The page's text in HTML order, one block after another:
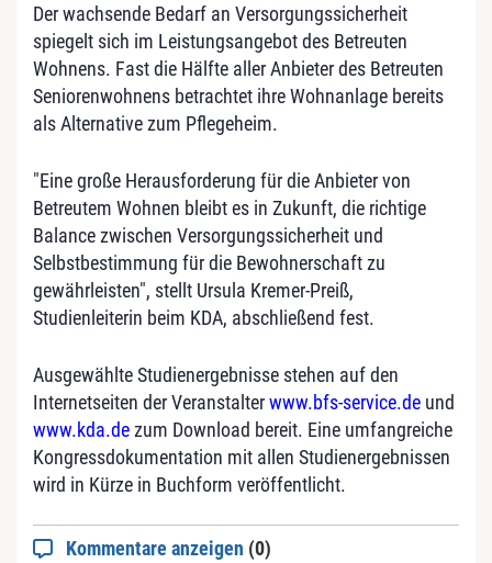
Der wachsende Bedarf an Versorgungssicherheit
spiegelt sich im Leistungsangebot des Betreuten
Wohnens. Fast die Hälfte aller Anbieter des Betreuten
Seniorenwohnens betrachtet ihre Wohnanlage bereits
als Alternative zum Pflegeheim.
"Eine große Herausforderung für die Anbieter von
Betreutem Wohnen bleibt es in Zukunft, die richtige
Balance zwischen Versorgungssicherheit und
Selbstbestimmung für die Bewohnerschaft zu
gewährleisten", stellt Ursula Kremer-Preiß,
Studienleiterin beim KDA, abschließend fest.
Ausgewählte Studienergebnisse stehen auf den
Internetseiten der Veranstalterwww.bfs-service.de und
www.kda.dezum Download bereit. Eine umfangreiche
Kongressdokumentation mit allen Studienergebnissen
wird in Kürze in Buchform veröffentlicht.
Kommentare anzeigen (0)